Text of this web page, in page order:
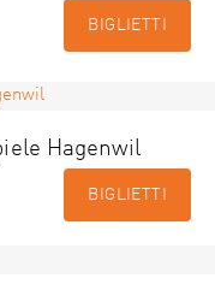
BIGLIETTI
Hagenwil
BIGLIETTI